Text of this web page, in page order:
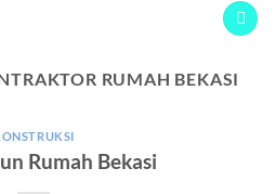
RUMAH BEKASI
Rumah Bekasi